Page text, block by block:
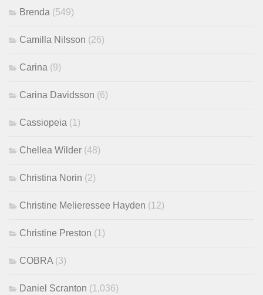
Brenda (549)
Camilla Nilsson (26)
Carina (9)
Carina Davidsson (6)
Cassiopeia (1)
Chellea Wilder (48)
Christina Norin (2)
Christine Melieressee Hayden (12)
Christine Preston (1)
COBRA (3)
Daniel Scranton (1,036)